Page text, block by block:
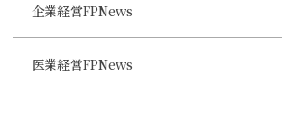
企業経営FPNews
医業経営FPNews